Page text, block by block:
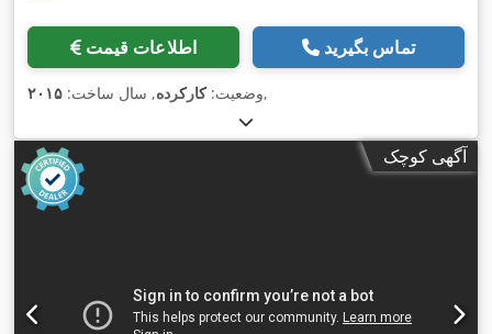
اطلاعات قیمت تماس بگیرید
وضعیت:کارکرده, سال ساخت: ۲۰۱۵ ,
آگهی کوچک